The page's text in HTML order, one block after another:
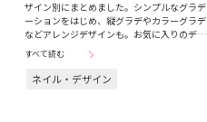
ザイン別にまとめました。シンプルなグラデ
ーションをはじめ、縦グラデやカラーグラデ
などアレンジデザインも。お気に入りのデ…
すべて読む
ネイル・デザイン